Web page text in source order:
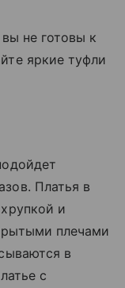
не готовы к
яркие туфли
Платья в
и
плечами
в
с